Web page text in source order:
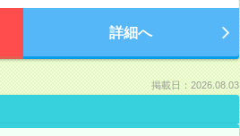
詳細へ
掲載日：2026.08.03